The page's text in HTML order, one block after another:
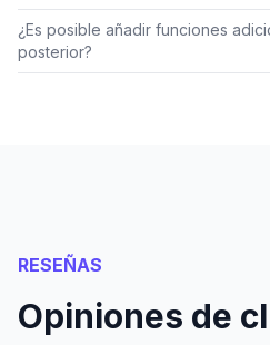
¿Es posible añadir funciones
posterior?
RESEÑAS
Opiniones de